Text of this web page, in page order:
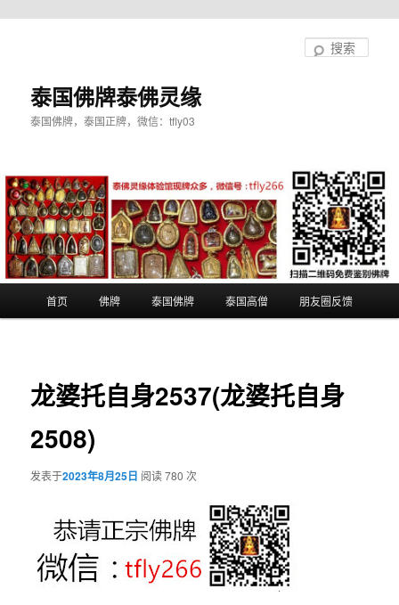
泰国佛牌泰佛灵缘
泰国佛牌，泰国正牌，微信：tfly03
首页 佛牌 泰国佛牌 泰国高僧 朋友圈反馈
龙婆托自身2537(龙婆托自身
2508)
发表于2023年8月25日 阅读 780 次